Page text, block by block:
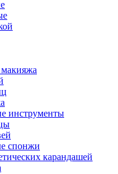
инструменты
спонжи
карандашей